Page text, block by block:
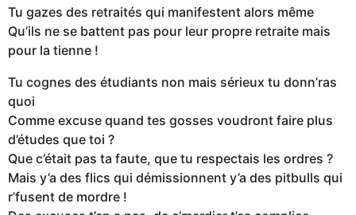
Tu gazes des retraités qui manifestent alors même
Qu’ils ne se battent pas pour leur propre retraite mais
pour la tienne !
Tu cognes des étudiants non mais sérieux tu donn’ras
quoi
Comme excuse quand tes gosses voudront faire plus
d’études que toi ?
Que c’était pas ta faute, que tu respectais les ordres ?
Mais y’a des flics qui démissionnent y’a des pitbulls qui
r’fusent de mordre !